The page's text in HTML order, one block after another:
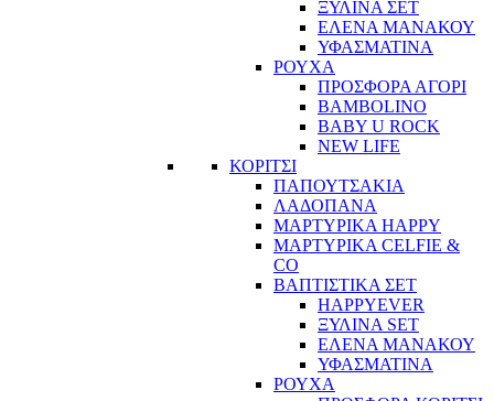
ΞΥΛΙΝΑ ΣΕΤ
ΕΛΕΝΑ ΜΑΝΑΚΟΥ
ΥΦΑΣΜΑΤΙΝΑ
ΡΟΥΧΑ
ΠΡΟΣΦΟΡΑ ΑΓΟΡΙ
BAMBOLINO
BABY U ROCK
NEW LIFE
ΚΟΡΙΤΣΙ
ΠΑΠΟΥΤΣΑΚΙΑ
ΛΑΔΟΠΑΝΑ
ΜΑΡΤΥΡΙΚΑ HAPPY
ΜΑΡΤΥΡΙΚΑ CELFIE &
CO
ΒΑΠΤΙΣΤΙΚΑ ΣΕΤ
HAPPYEVER
ΞΥΛΙΝΑ SET
ΕΛΕΝΑ ΜΑΝΑΚΟΥ
ΥΦΑΣΜΑΤΙΝΑ
ΡΟΥΧΑ